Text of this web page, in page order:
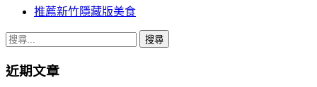
推薦新竹隱藏版美食
搜
關
近期文章